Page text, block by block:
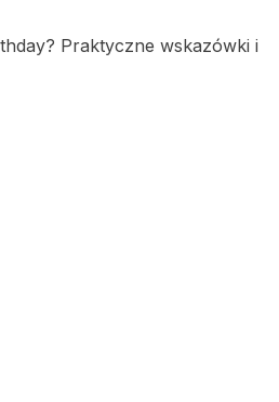
Praktyczne wskazówki i